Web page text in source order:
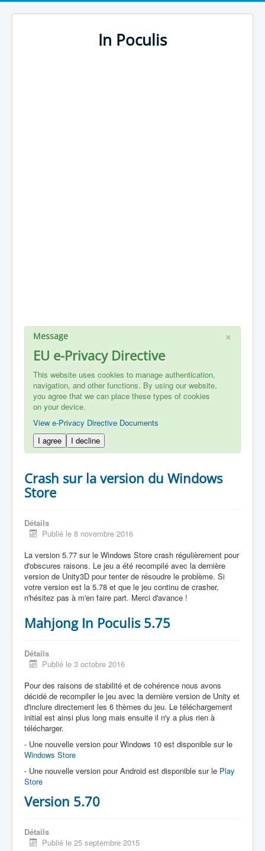
In Poculis
×
Message
EU e-Privacy Directive
This website uses cookies to manage authentication,
navigation, and other functions. By using our website,
you agree that we can place these types of cookies
on your device.
View e-Privacy Directive Documents
I agree
I decline
Crash sur la version du Windows
Store
Détails
Publié le 8 novembre 2016
La version 5.77 sur le Windows Store crash régulièrement pour
d'obscures raisons. Le jeu a été recompilé avec la dernière
version de Unity3D pour tenter de résoudre le problème. Si
votre version est la 5.78 et que le jeu continu de crasher,
n'hésitez pas à m'en faire part. Merci d'avance !
Mahjong In Poculis 5.75
Détails
Publié le 3 octobre 2016
Pour des raisons de stabilité et de cohérence nous avons
décidé de recompiler le jeu avec la dernière version de Unity et
d'inclure directement les 6 thèmes du jeu. Le téléchargement
initial est ainsi plus long mais ensuite il n'y a plus rien à
télécharger.
- Une nouvelle version pour Windows 10 est disponible sur le
Windows Store
- Une nouvelle version pour Android est disponible sur le Play
Store
Version 5.70
Détails
Publié le 25 septembre 2015